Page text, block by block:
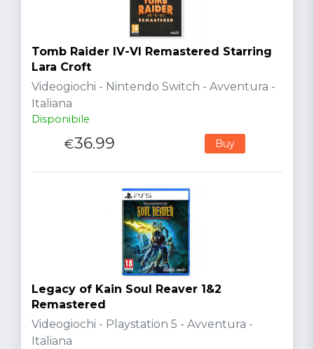
Tomb Raider IV-VI Remastered Starring
Lara Croft
Videogiochi - Nintendo Switch - Avventura -
Italiana
Disponibile
€36.99 Buy
Legacy of Kain Soul Reaver 1&2
Remastered
Videogiochi - Playstation 5 - Avventura -
Italiana